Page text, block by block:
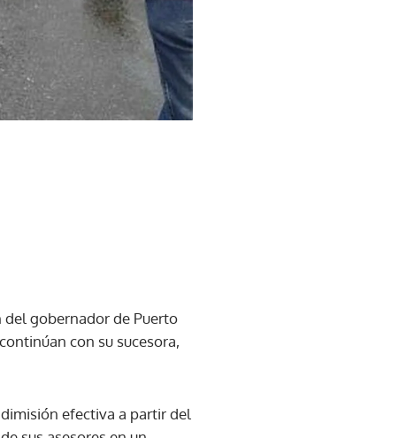
del gobernador de Puerto
con su sucesora,
efectiva a partir del